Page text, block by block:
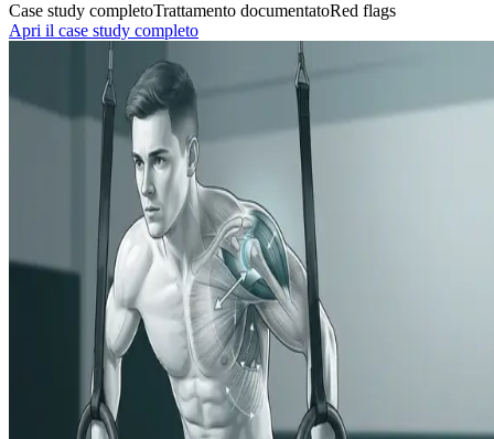
Case study completoTrattamento documentatoRed flags
Apri il case study completo